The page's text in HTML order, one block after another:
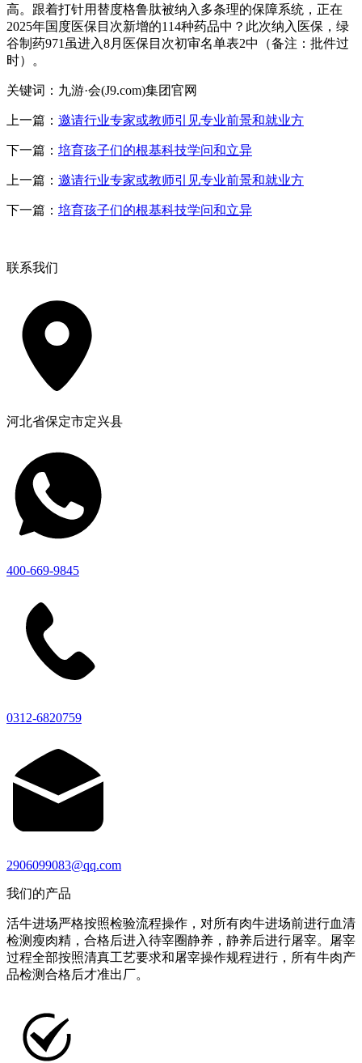
高。跟着打针用替度格鲁肽被纳入多条理的保障系统，正在
2025年国度医保目次新增的114种药品中？此次纳入医保，绿
谷制药971虽进入8月医保目次初审名单表2中（备注：批件过
时）。
关键词：九游·会(J9.com)集团官网
上一篇： 邀请行业专家或教师引见专业前景和就业方
下一篇： 培育孩子们的根基科技学问和立异
上一篇： 邀请行业专家或教师引见专业前景和就业方
下一篇： 培育孩子们的根基科技学问和立异
联系我们
河北省保定市定兴县
400-669-9845
0312-6820759
2906099083@qq.com
我们的产品
活牛进场严格按照检验流程操作，对所有肉牛进场前进行血清
检测瘦肉精，合格后进入待宰圈静养，静养后进行屠宰。屠宰
过程全部按照清真工艺要求和屠宰操作规程进行，所有牛肉产
品检测合格后才准出厂。